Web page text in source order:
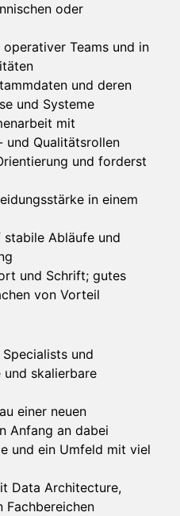
oder
Teams und in
und deren
und Systeme
mit
und Qualitätsrollen
und forderst
in einem
stabile Abläufe und
und Schrift; gutes
von Vorteil
und
skalierbare
einer neuen
Anfang an dabei
und ein Umfeld mit viel
Data Architecture,
Fachbereichen